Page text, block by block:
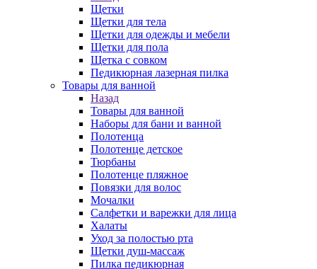
Щетки
Щетки для тела
Щетки для одежды и мебели
Щетки для пола
Щетка с совком
Педикюрная лазерная пилка
Товары для ванной
Назад
Товары для ванной
Наборы для бани и ванной
Полотенца
Полотенце детское
Тюрбаны
Полотенце пляжное
Повязки для волос
Мочалки
Салфетки и варежки для лица
Халаты
Уход за полостью рта
Щетки душ-массаж
Пилка педикюрная